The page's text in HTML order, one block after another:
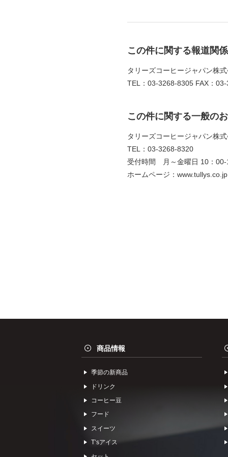
この件に関する報道関
タリーズコーヒージャパン株
TEL：03-3268-8305 FAX：
この件に関する一般の
タリーズコーヒージャパン株
TEL：03-3268-8320
受付時間 月～金曜日 10：00-
ホームページ：www.tullys.co.jp
商品情報
季節の新商品
ドリンク
コーヒー⾖
フード
スイーツ
Tʼsアイス